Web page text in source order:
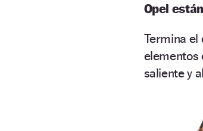
Opel
Termina el
elementos
saliente y